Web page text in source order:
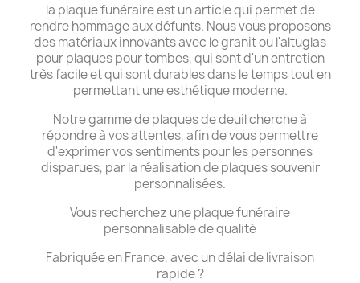
la plaque funéraire est un article qui permet de
rendre hommage aux défunts. Nous vous proposons
des matériaux innovants avec le granit ou l'altuglas
pour plaques pour tombes, qui sont d'un entretien
très facile et qui sont durables dans le temps tout en
permettant une esthétique moderne.
Notre gamme de plaques de deuil cherche à
répondre à vos attentes, afin de vous permettre
d'exprimer vos sentiments pour les personnes
disparues, par la réalisation de plaques souvenir
personnalisées.
Vous recherchez une plaque funéraire
personnalisable de qualité
Fabriquée en France, avec un délai de livraison
rapide ?